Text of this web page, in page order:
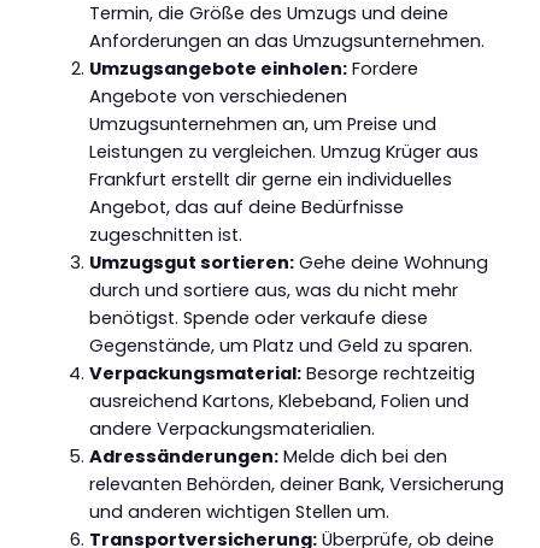
Termin, die Größe des Umzugs und deine
Anforderungen an das Umzugsunternehmen.
Umzugsangebote einholen:Fordere
Angebote von verschiedenen
Umzugsunternehmen an, um Preise und
Leistungen zu vergleichen. Umzug Krüger aus
Frankfurt erstellt dir gerne ein individuelles
Angebot, das auf deine Bedürfnisse
zugeschnitten ist.
Umzugsgut sortieren:Gehe deine Wohnung
durch und sortiere aus, was du nicht mehr
benötigst. Spende oder verkaufe diese
Gegenstände, um Platz und Geld zu sparen.
Verpackungsmaterial:Besorge rechtzeitig
ausreichend Kartons, Klebeband, Folien und
andere Verpackungsmaterialien.
Adressänderungen:Melde dich bei den
relevanten Behörden, deiner Bank, Versicherung
und anderen wichtigen Stellen um.
Transportversicherung:Überprüfe, ob deine